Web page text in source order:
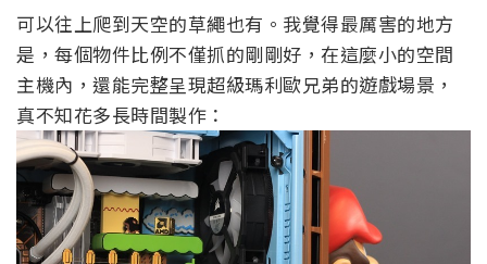
可以往上爬到天空的草繩也有。我覺得最厲害的地方
是，每個物件比例不僅抓的剛剛好，在這麼小的空間
主機內，還能完整呈現超級瑪利歐兄弟的遊戲場景，
真不知花多長時間製作：